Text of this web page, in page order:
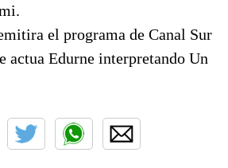
el programa de Canal Sur
actua Edurne interpretando Un